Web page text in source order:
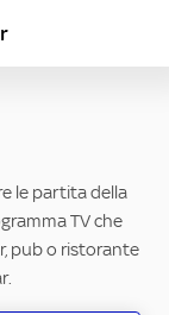
le partita della
TV che
pub o ristorante